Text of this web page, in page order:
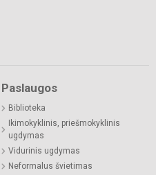
Paslaugos
Biblioteka
Ikimokyklinis, priešmokyklinis
ugdymas
Vidurinis ugdymas
Neformalus švietimas